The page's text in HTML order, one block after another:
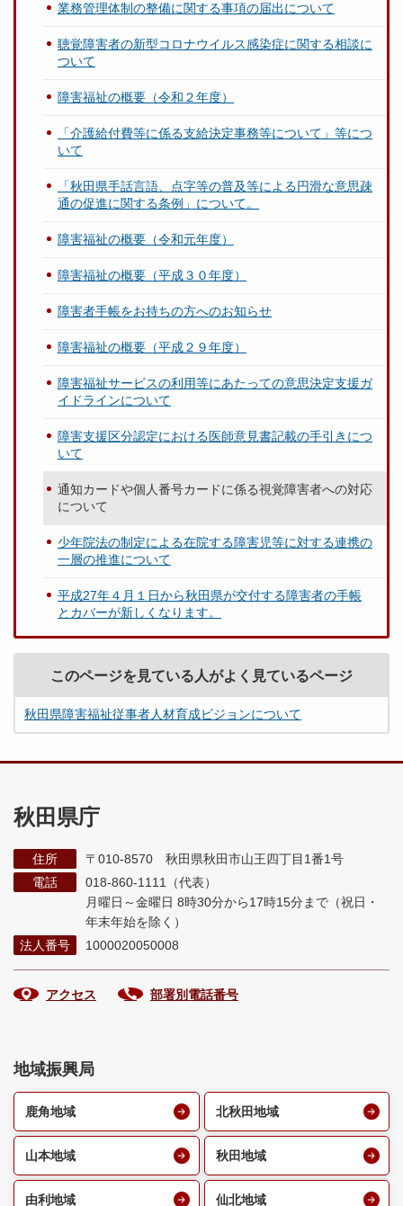
業務管理体制の整備に関する事項の届出について
聴覚障害者の新型コロナウイルス感染症に関する相談に
ついて
障害福祉の概要（令和２年度）
「介護給付費等に係る支給決定事務等について」等につ
いて
「秋田県手話言語、点字等の普及等による円滑な意思疎
通の促進に関する条例」について。
障害福祉の概要（令和元年度）
障害福祉の概要（平成３０年度）
障害者手帳をお持ちの方へのお知らせ
障害福祉の概要（平成２９年度）
障害福祉サービスの利用等にあたっての意思決定支援ガ
イドラインについて
障害支援区分認定における医師意見書記載の手引きにつ
いて
通知カードや個人番号カードに係る視覚障害者への対応
について
少年院法の制定による在院する障害児等に対する連携の
一層の推進について
平成27年４月１日から秋田県が交付する障害者の手帳
とカバーが新しくなります。
このページを見ている人がよく見ているページ
秋田県障害福祉従事者人材育成ビジョンについて
秋田県庁
住所
〒010-8570 秋田県秋田市山王四丁目1番1号
電話
018-860-1111（代表）
月曜日～金曜日 8時30分から17時15分まで （祝日・
年末年始を除く）
法人番号
1000020050008
アクセス 部署別電話番号
地域振興局
鹿角地域 北秋田地域
山本地域 秋田地域
由利地域 仙北地域